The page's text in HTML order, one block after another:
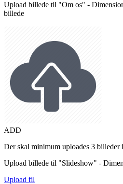
Upload billede til "Om os" -
billede
ADD
Der skal minimum uploades 3 billeder
Upload billede til "Slideshow" -
Upload fil